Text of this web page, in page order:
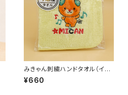
みきゃん刺繍ハンドタオル（イエ
ロー）
¥660